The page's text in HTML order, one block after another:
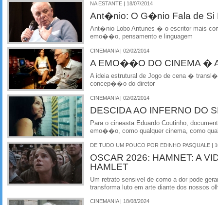
NA ESTANTE | 18/07/2014
Ant�nio: O G�nio Fala de Si
Ant�nio Lobo Antunes � o escritor mais
emo��o, pensamento e linguagem
CINEMANIA | 02/02/2014
A EMO��O DO CINEMA �
A ideia estrutural de Jogo de cena �
concep��o do diretor
CINEMANIA | 02/02/2014
DESCIDA AO INFERNO DO
Para o cineasta Eduardo Coutinho,
emo��o, como qualquer cinema, como
DE TUDO UM POUCO POR EDINHO PASQUALE |
OSCAR 2026: HAMNET: A
HAMLET
Um retrato sensivel de como a dor pode
transforma luto em arte diante dos nossos
CINEMANIA | 18/08/2024